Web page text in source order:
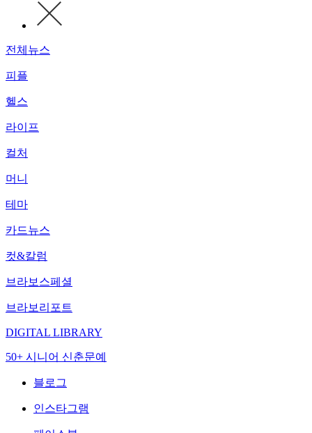
전체뉴스
피플
헬스
라이프
컬처
머니
테마
카드뉴스
컷&칼럼
브라보스페셜
브라보리포트
DIGITAL LIBRARY
50+ 시니어 신춘문예
블로그
인스타그램